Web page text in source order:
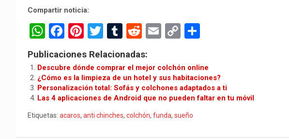
Compartir noticia:
W
h
at
s
A
p
p
F
a
ce
b
o
k
Pi
nt
er
es
t
T
wi
tt
er
T
m
bl
r
R
d
di
t
E
ail
C
py
Li
n
k
m
p
ar
Publicaciones Relacionadas:
Descubre dónde comprar el mejor colchón online
¿Cómo es la limpieza de un hotel y sus habitaciones?
Personalización total: Sofás y colchones adaptados a ti
Las 4 aplicaciones de Android que no pueden faltar en tu móvil
Etiquetas: acaros, anti chinches, colchón, funda, sueño